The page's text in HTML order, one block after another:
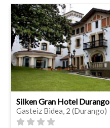
Silken Gran Hotel Durango
Gasteiz Bidea, 2 (Durango)